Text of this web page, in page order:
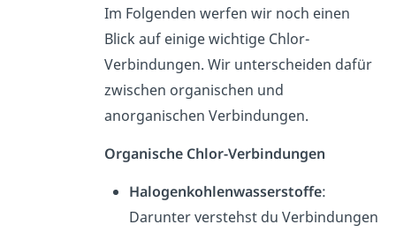
Im Folgenden werfen wir noch einen
Blick auf einige wichtige Chlor-
Verbindungen. Wir unterscheiden dafür
zwischen organischen und
anorganischen Verbindungen.
Organische Chlor-Verbindungen
Halogenkohlenwasserstoffe:
Darunter verstehst du Verbindungen